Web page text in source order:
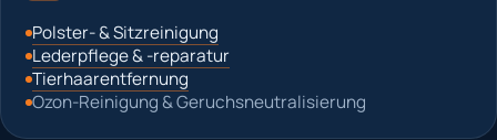
Polster- & Sitzreinigung
Lederpflege & -reparatur
Tierhaarentfernung
Ozon-Reinigung & Geruchsneutralisierung